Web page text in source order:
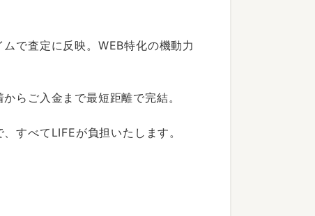
で査定に反映。WEB特化の機動力
らご入金まで最短距離で完結。
すべてLIFEが負担いたします。